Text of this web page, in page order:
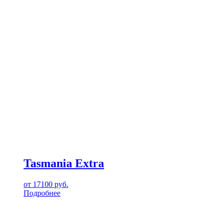
Tasmania Extra
от 17100 руб.
Подробнее